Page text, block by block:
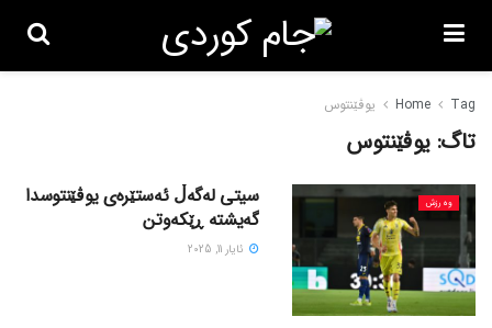
Home Tag یوڤێنتوس
تاگ: یوڤێنتوس
وەرزش
سیتی لەگەڵ ئەستێرەی یوڤێنتوسدا
گەیشتە ڕێکەوتن
ئایار 11, 2025